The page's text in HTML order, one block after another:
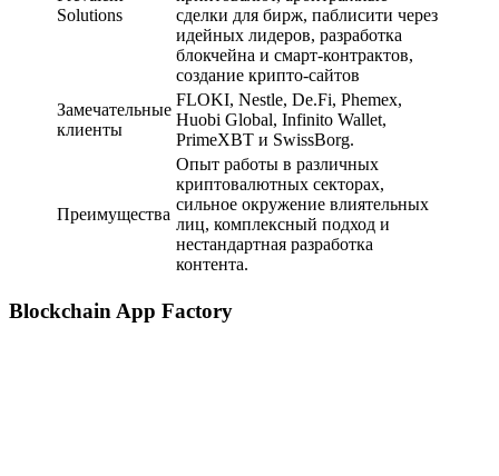
Solutions
сделки для бирж, паблисити через
идейных лидеров, разработка
блокчейна и смарт-контрактов,
создание крипто-сайтов
Замечательные
клиенты
FLOKI, Nestle, De.Fi, Phemex,
Huobi Global, Infinito Wallet,
PrimeXBT и SwissBorg.
Преимущества
Опыт работы в различных
криптовалютных секторах,
сильное окружение влиятельных
лиц, комплексный подход и
нестандартная разработка
контента.
Blockchain App Factory